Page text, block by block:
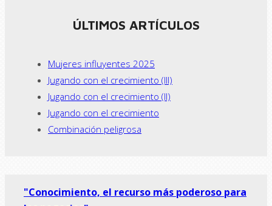
ÚLTIMOS ARTÍCULOS
Mujeres influyentes 2025
Jugando con el crecimiento (III)
Jugando con el crecimiento (II)
Jugando con el crecimiento
Combinación peligrosa
"Conocimiento, el recurso más poderoso para